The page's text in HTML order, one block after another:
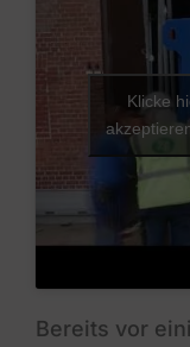
Klicke
Bereits vor